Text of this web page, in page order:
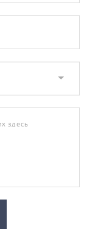
здесь